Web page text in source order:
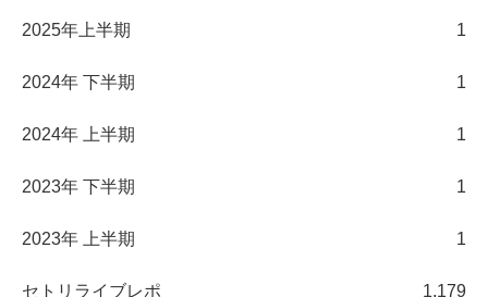
2025年上半期 1
2024年 下半期 1
2024年 上半期 1
2023年 下半期 1
2023年 上半期 1
セトリライブレポ 1,179